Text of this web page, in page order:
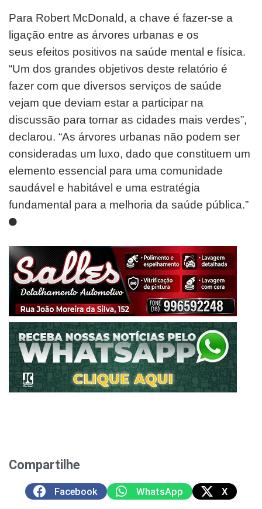
Para Robert McDonald, a chave é fazer-se a
ligação entre as árvores urbanas e os
seus efeitos positivos na saúde mental e física.
“Um dos grandes objetivos deste relatório é
fazer com que diversos serviços de saúde
vejam que deviam estar a participar na
discussão para tornar as cidades mais verdes”,
declarou. “As árvores urbanas não podem ser
consideradas um luxo, dado que constituem um
elemento essencial para uma comunidade
saudável e habitável e uma estratégia
fundamental para a melhoria da saúde pública.”
Compartilhe
Facebook WhatsApp X